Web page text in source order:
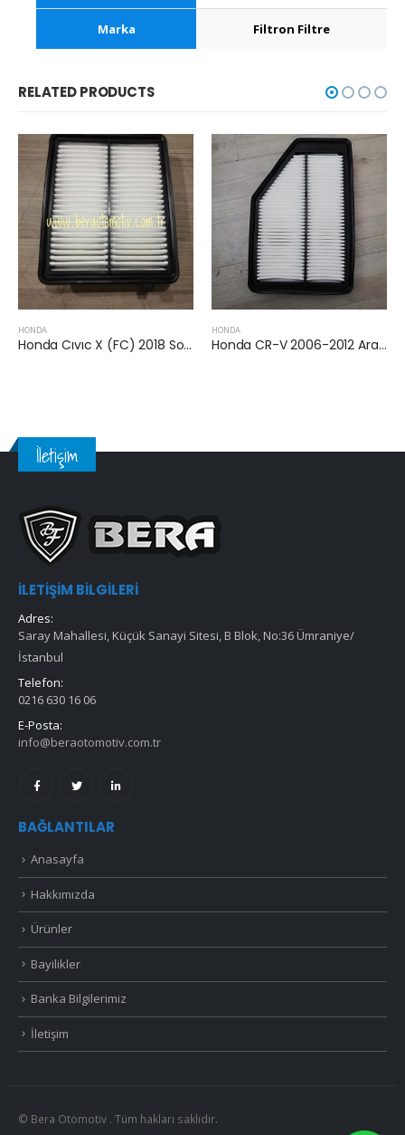
Marka Filtron Filtre
RELATED PRODUCTS
Honda Cıvıc X (FC) 2018 Sonrası 1.6 i-DTEC Hava Filtresi Honda CR-V 2006-2012 Arası 2.0 i-VTEC Hava Filtresi
İletişim
İLETIŞIM BILGILERI
Adres:
Saray Mahallesi, Küçük Sanayi Sitesi, B Blok, No:36 Ümraniye/
İstanbul
Telefon:
0216 630 16 06
E-Posta:
info@beraotomotiv.com.tr
BAĞLANTILAR
Anasayfa
Hakkımızda
Ürünler
Bayilikler
Banka Bilgilerimiz
İletişim
© Bera Otomotiv . Tüm hakları saklıdır.